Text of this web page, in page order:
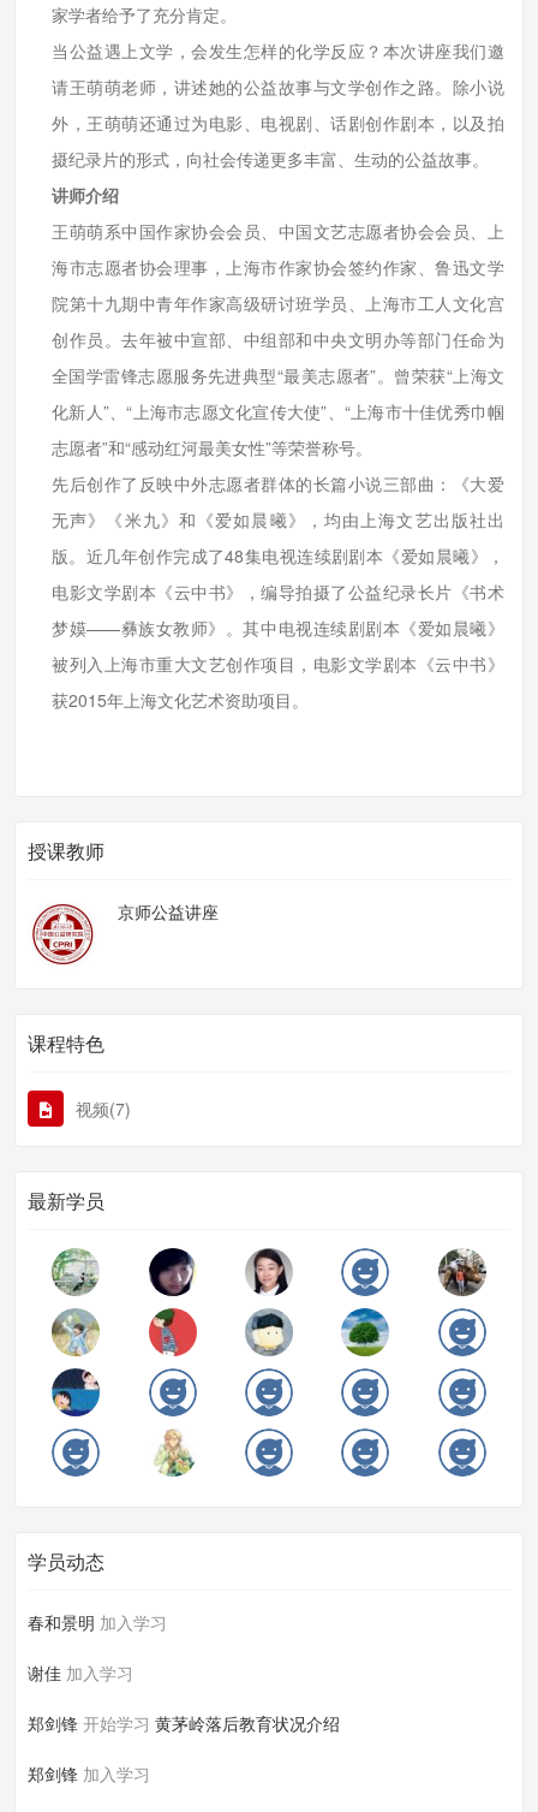
家学者给予了充分肯定。
当公益遇上文学，会发生怎样的化学反应？本次讲座我们邀
请王萌萌老师，讲述她的公益故事与文学创作之路。除小说
外，王萌萌还通过为电影、电视剧、话剧创作剧本，以及拍
摄纪录片的形式，向社会传递更多丰富、生动的公益故事。
讲师介绍
王萌萌系中国作家协会会员、中国文艺志愿者协会会员、上
海市志愿者协会理事，上海市作家协会签约作家、鲁迅文学
院第十九期中青年作家高级研讨班学员、上海市工人文化宫
创作员。去年被中宣部、中组部和中央文明办等部门任命为
全国学雷锋志愿服务先进典型“最美志愿者”。曾荣获“上海文
化新人”、“上海市志愿文化宣传大使”、“上海市十佳优秀巾帼
志愿者”和“感动红河最美女性”等荣誉称号。
先后创作了反映中外志愿者群体的长篇小说三部曲：《大爱
无声》《米九》和《爱如晨曦》，均由上海文艺出版社出
版。近几年创作完成了48集电视连续剧剧本《爱如晨曦》，
电影文学剧本《云中书》，编导拍摄了公益纪录长片《书术
梦嫫——彝族女教师》。其中电视连续剧剧本《爱如晨曦》
被列入上海市重大文艺创作项目，电影文学剧本《云中书》
获2015年上海文化艺术资助项目。
授课教师
京师公益讲座
课程特色
视频(7)
最新学员
学员动态
春和景明 加入学习
谢佳 加入学习
郑剑锋 开始学习 黄茅岭落后教育状况介绍
郑剑锋 加入学习